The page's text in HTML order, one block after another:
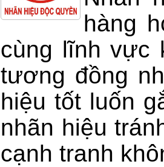
hàng
cùng lĩnh vực
tương đồng
hiệu tốt luốn
nhãn hiệu
cạnh tranh